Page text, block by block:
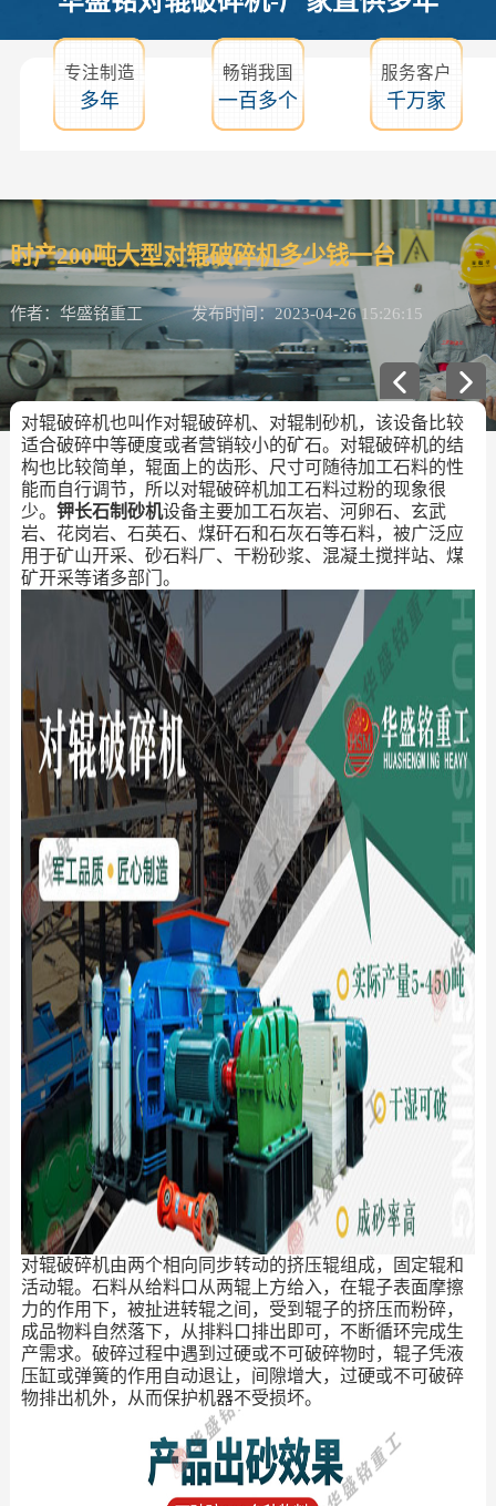
专注制造
多年
畅销我国
一百多个
服务客户
千万家
时产200吨大型对辊破碎机多少钱一台
作者：华盛铭重工 发布时间：2023-04-26 15:26:15
对辊破碎机也叫作对辊破碎机、对辊制砂机，该设备比较
适合破碎中等硬度或者营销较小的矿石。对辊破碎机的结
构也比较简单，辊面上的齿形、尺寸可随待加工石料的性
能而自行调节，所以对辊破碎机加工石料过粉的现象很
少。 钾长石制砂机设备主要加工石灰岩、河卵石、玄武
岩、花岗岩、石英石、煤矸石和石灰石等石料，被广泛应
用于矿山开采、砂石料厂、干粉砂浆、混凝土搅拌站、煤
矿开采等诸多部门。
对辊破碎机由两个相向同步转动的挤压辊组成，固定辊和
活动辊。石料从给料口从两辊上方给入，在辊子表面摩擦
力的作用下，被扯进转辊之间，受到辊子的挤压而粉碎，
成品物料自然落下，从排料口排出即可，不断循环完成生
产需求。破碎过程中遇到过硬或不可破碎物时，辊子凭液
压缸或弹簧的作用自动退让，间隙增大，过硬或不可破碎
物排出机外，从而保护机器不受损坏。